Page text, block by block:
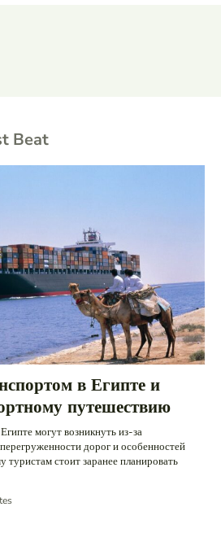
Beat
в Египте и
путешествию
могут возникнуть из-за
дорог и особенностей
туристам стоит заранее планировать